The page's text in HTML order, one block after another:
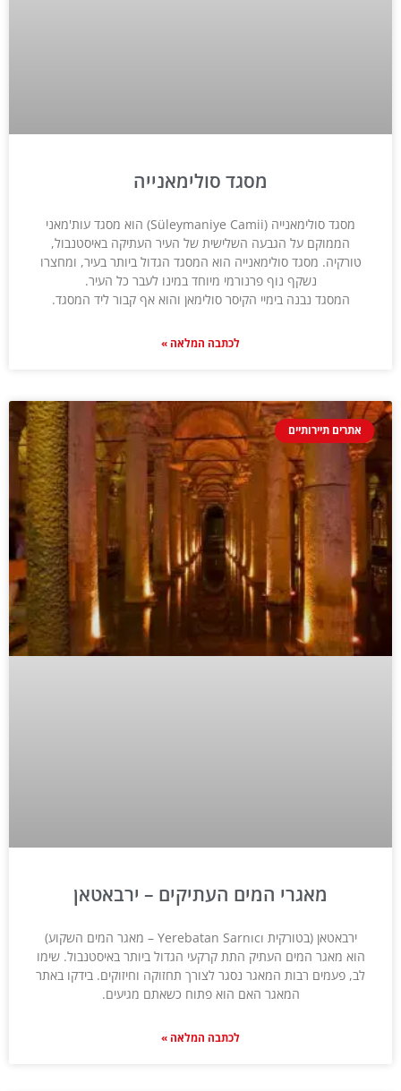
מסגד סולימאנייה
מסגד סולימאנייה (Süleymaniye Camii) הוא מסגד עות'מאני
הממוקם על הגבעה השלישית של העיר העתיקה באיסטנבול,
טורקיה. מסגד סולימאנייה הוא המסגד הגדול ביותר בעיר, ומחצרו
נשקף נוף פרנורמי מיוחד במינו לעבר כל העיר.
המסגד נבנה בימיי הקיסר סולימאן והוא אף קבור ליד המסגד.
לכתבה המלאה »
אתרים תיירותיים
מאגרי המים העתיקים – ירבאטאן
ירבאטאן (בטורקית Yerebatan Sarnıcı – מאגר המים השקוע)
הוא מאגר המים העתיק התת קרקעי הגדול ביותר באיסטנבול. שימו
לב, פעמים רבות המאגר נסגר לצורך תחזוקה וחיזוקים. בידקו באתר
המאגר האם הוא פתוח כשאתם מגיעים.
לכתבה המלאה »